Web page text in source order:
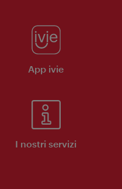
App ivie
I nostri servizi